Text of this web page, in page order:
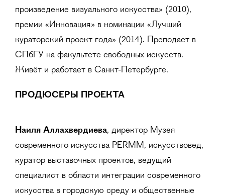
произведение визуального искусства» (2010),
премии «Инновация» в номинации «Лучший
кураторский проект года» (2014). Преподает в
СПбГУ на факультете свободных искусств.
Живёт и работает в Санкт-Петербурге.
ПРОДЮСЕРЫ ПРОЕКТА
Наиля Аллахвердиева, директор Музея
современного искусства PERMM, искусствовед,
куратор выставочных проектов, ведущий
специалист в области интеграции современного
искусства в городскую среду и общественные